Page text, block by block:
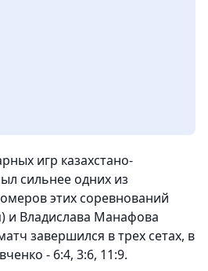
игр казахстано-
сильнее одних из
этих соревнований
и Владислава Манафова
завершился в трех сетах, в
- 6:4, 3:6, 11:9.